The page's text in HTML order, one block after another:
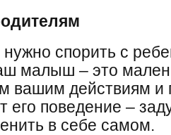
спорить с
малыш – это
вашим действиям и
его поведение –
в себе самом.